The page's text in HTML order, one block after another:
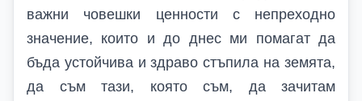
важни човешки ценности с непреходно
значение, които и до днес ми помагат да
бъда устойчива и здраво стъпила на земята,
да съм тази, която съм, да зачитам